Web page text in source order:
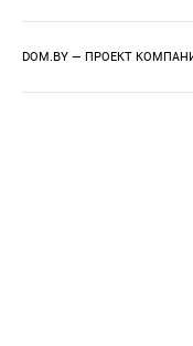
DOM.BY — ПРОЕКТ